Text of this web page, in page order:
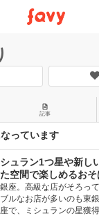
記事
っています
シュラン1つ星や新し
空間で楽しめるお
座。高級な店がそろっ
ルなお店が多いのも東
で、ミシュランの星獲